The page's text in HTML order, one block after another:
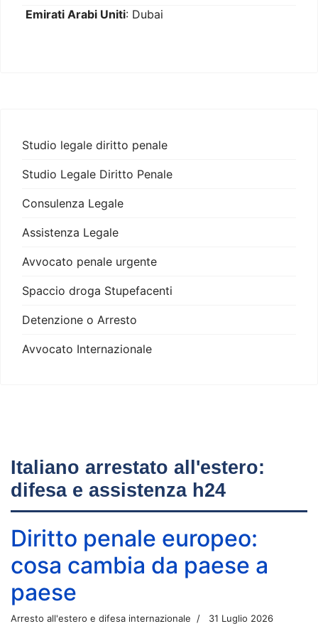
Emirati Arabi Uniti: Dubai
Studio legale diritto penale
Studio Legale Diritto Penale
Consulenza Legale
Assistenza Legale
Avvocato penale urgente
Spaccio droga Stupefacenti
Detenzione o Arresto
Avvocato Internazionale
Italiano arrestato all'estero:
difesa e assistenza h24
Diritto penale europeo:
cosa cambia da paese a
paese
Arresto all'estero e difesa internazionale 31 Luglio 2026